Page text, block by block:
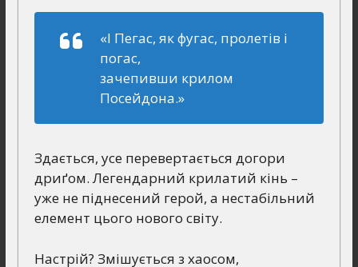
«І Пегас, як фугас, пролетів і
погас,
зачепивши крилом
Посейдона.»
Здається, усе перевертається догори
дриґом. Легендарний крилатий кінь –
уже не піднесений герой, а нестабільний
елемент цього нового світу.
Настрій? Змішується з хаосом,